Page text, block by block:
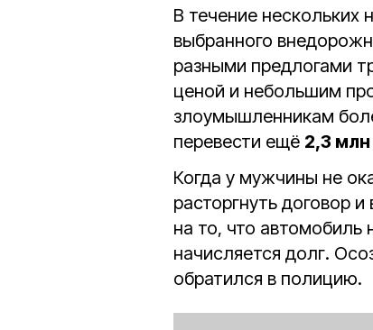
В течение
выбранного
разными предлогами
ценой и небольшим
злоумышленникам
перевести ещё 2,3
Когда у мужчины не
расторгнуть договор
на то, что автомобиль
начисляется долг.
обратился в полицию.